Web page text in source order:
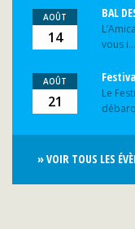
AOÛT
14
BAL
vous i...
AOÛT
21
Le
» VOIR TOUS LES